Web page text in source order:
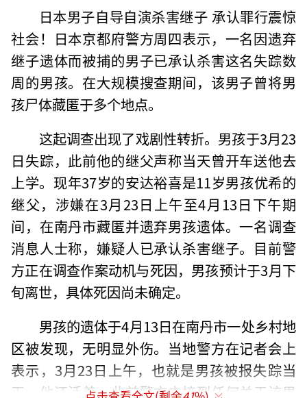
日本男子自导自演杀害继子 承认罪行震惊
社会！日本京都府警方周四表示，一名因遗弃
继子遗体而被捕的男子已承认杀害这名失踪数
周的男孩。在大规模搜查期间，该男子曾将男
孩尸体藏匿于多个地点。
这起调查出现了戏剧性转折。男孩于3月23
日失踪，此前他的继父声称当天曾开车送他去
上学。现年37岁的安达裕喜是11岁男孩优希的
继父，涉嫌在3月23日上午至4月13日下午期
间，在南丹市藏匿并遗弃男孩遗体。一名调查
消息人士称，嫌疑人已承认杀害继子。目前警
方正在调查作案动机与死因，男孩预计于3月下
旬离世，具体死因尚未确定。
男孩的遗体于4月13日在南丹市一处乡村地
区被发现，无明显外伤。当地警方在记者会上
表示，3月23日上午，也就是男孩被报失踪当
天，他还活着。此前警方未接到任何关于该男